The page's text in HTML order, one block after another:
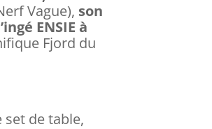
Vague), son
ENSIE à
Fjord du
de table,